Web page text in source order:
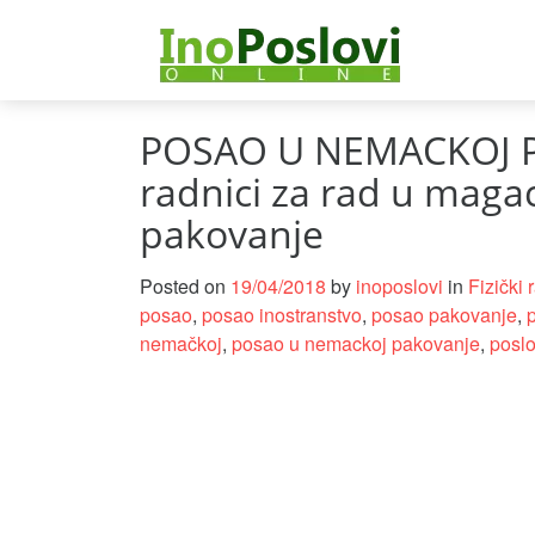
POSAO U
radnici za rad u
pakovanje
Posted on 19/04/2018 by inoposlovi in Fizički
posao, posao inostranstvo, posao pakovanje,
nemačkoj, posao u nemackoj pakovanje,